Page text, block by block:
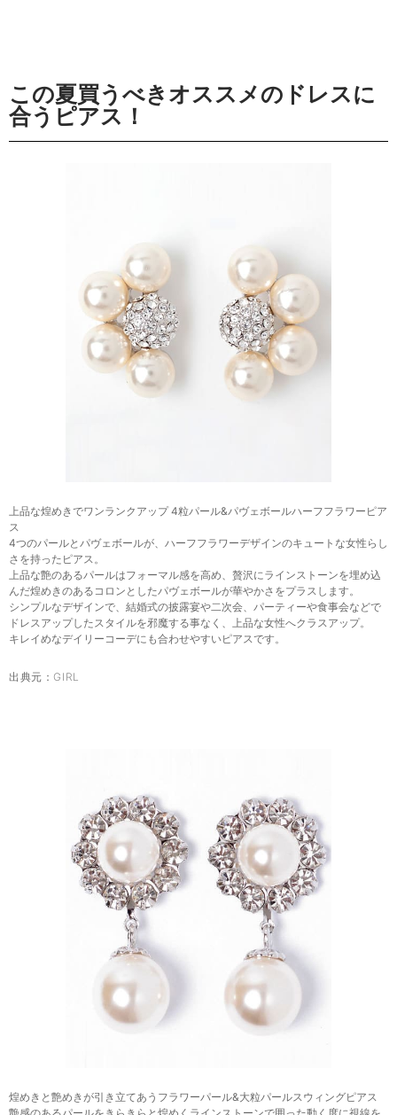
この夏買うべきオススメのドレスに
合うピアス！
上品な煌めきでワンランクアップ 4粒パール&パヴェボールハーフフラワーピア
ス
4つのパールとパヴェボールが、ハーフフラワーデザインのキュートな女性らし
さを持ったピアス。
上品な艶のあるパールはフォーマル感を高め、贅沢にラインストーンを埋め込
んだ煌めきのあるコロンとしたパヴェボールが華やかさをプラスします。
シンプルなデザインで、結婚式の披露宴や二次会、パーティーや食事会などで
ドレスアップしたスタイルを邪魔する事なく、上品な女性へクラスアップ。
キレイめなデイリーコーデにも合わせやすいピアスです。
出典元： GIRL
煌めきと艶めきが引き立てあうフラワーパール&大粒パールスウィングピアス